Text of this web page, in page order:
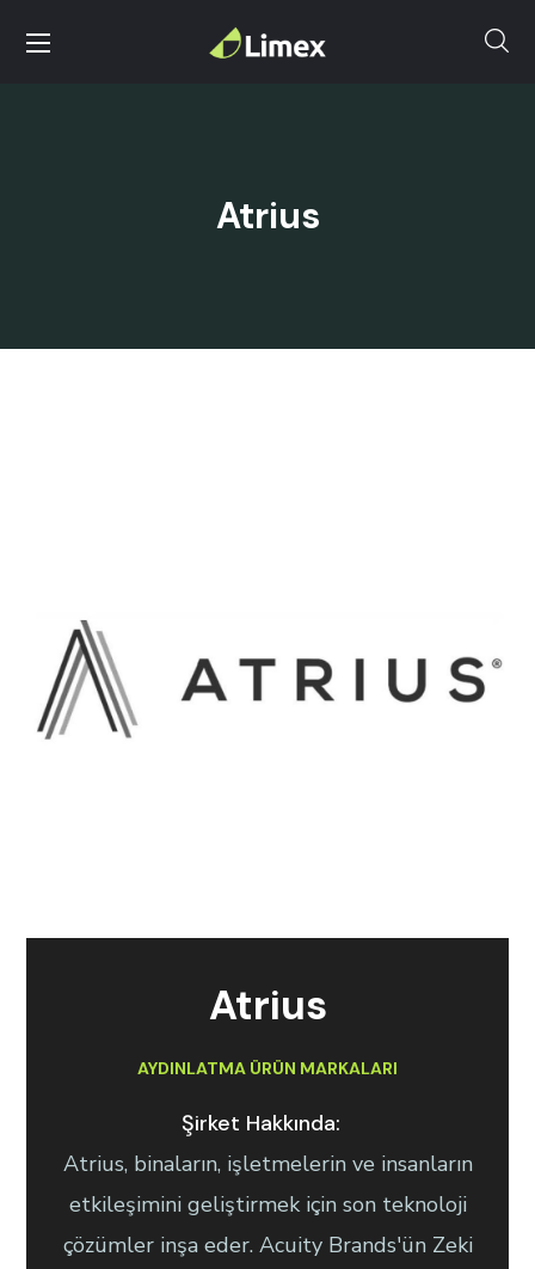
Atrius
Atrius
AYDINLATMA ÜRÜN MARKALARI
Şirket Hakkında:
Atrius, binaların, işletmelerin ve insanların
etkileşimini geliştirmek için son teknoloji
çözümler inşa eder. Acuity Brands'ün Zeki